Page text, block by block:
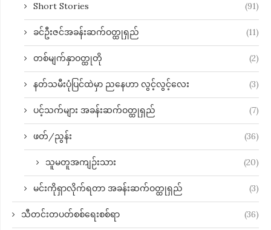
Short Stories (91)
ခင်ဦးဇင်အခန်းဆက်ဝတ္ထုရှည် (11)
တစ်မျက်နှာဝတ္ထုတို (2)
နတ်သမီးပုံပြင်ထဲမှာ ညနေဟာ လွင့်လွင့်လေး (3)
ပင့်သက်များ အခန်းဆက်ဝတ္ထုရှည် (7)
ဖတ်/ညွန်း (36)
သူမတူအကျဉ်းသား (20)
မင်းကိုရှာလိုက်ရတာ အခန်းဆက်ဝတ္ထုရှည် (3)
သီတင်းတပတ်စစ်ရေးစစ်ရာ (36)